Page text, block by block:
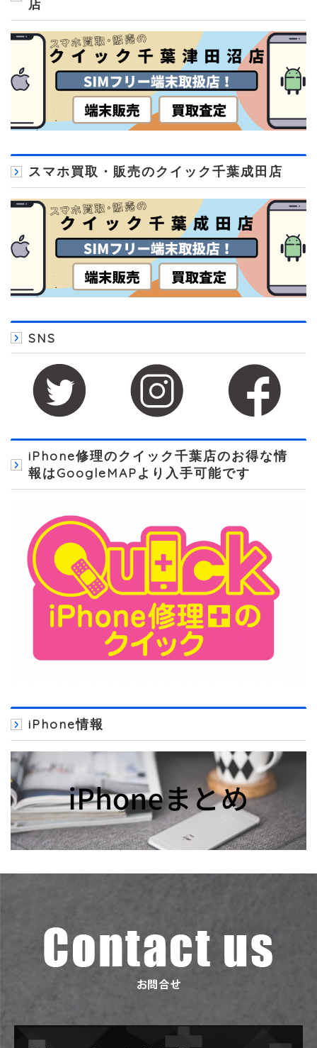
店
スマホ買取・販売のクイック千葉成田店
SNS
iPhone修理のクイック千葉店のお得な情
報はGoogleMAPより入手可能です
iPhone情報